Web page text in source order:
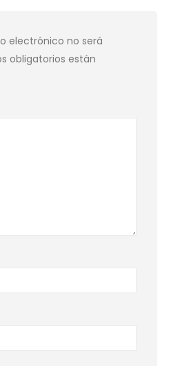
electrónico no será
obligatorios están